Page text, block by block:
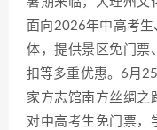
面向2026年中高考
体，提供景区免门票
扣等多重优惠。6月
家方志馆南方丝绸之
对中高考生免门票，